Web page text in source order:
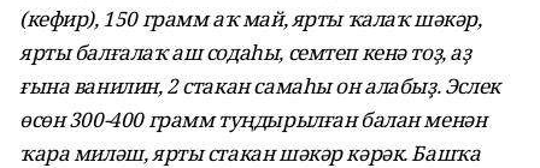
(кефир), 150 грамм аҡ май, ярты ҡалаҡ шәкәр,
ярты балғалаҡ аш содаһы, семтеп кенә тоҙ, аҙ
ғына ванилин, 2 стакан самаһы он алабыҙ. Эслек
өсөн 300-400 грамм туңдырылған балан менән
ҡара миләш, ярты стакан шәкәр кәрәк. Башҡа